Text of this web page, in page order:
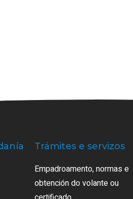
Trámites e servizos
Empadroamento, normas e
obtención do volante ou